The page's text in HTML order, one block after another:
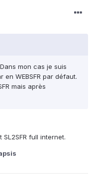
mon cas je suis
WEBSFR par défaut.
mais après
full internet.